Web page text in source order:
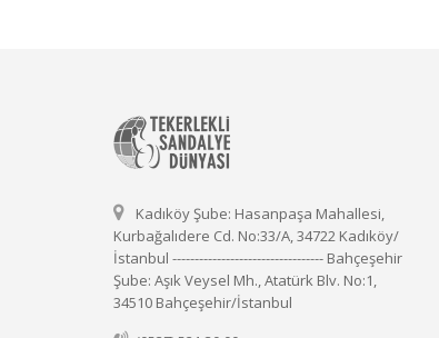
Kadıköy Şube: Hasanpaşa Mahallesi,
Kurbağalıdere Cd. No:33/A, 34722 Kadıköy/
İstanbul ---------------------------------- Bahçeşehir
Şube: Aşık Veysel Mh., Atatürk Blv. No:1,
34510 Bahçeşehir/İstanbul